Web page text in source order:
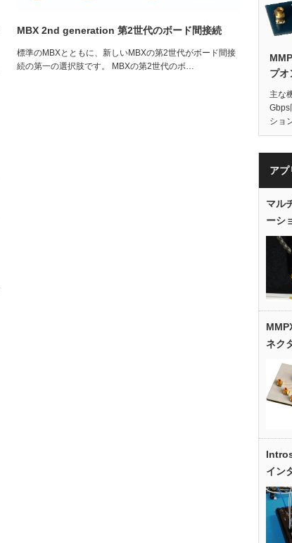
MBX 2nd generation 第2世代のボード間接続
標準のMBXとともに、新しいMBXの第2世代がボード間接
続の第一の選択肢です。 MBXの第2世代のボ…
プオ
主な
Gbps
ショ
アプ
マル
ーシ
ネク
イン